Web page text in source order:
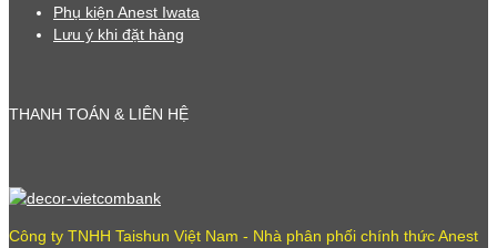
Phụ kiện Anest Iwata
Lưu ý khi đặt hàng
THANH TOÁN & LIÊN HỆ
Công ty TNHH Taishun Việt Nam - Nhà phân phối chính thức Anest